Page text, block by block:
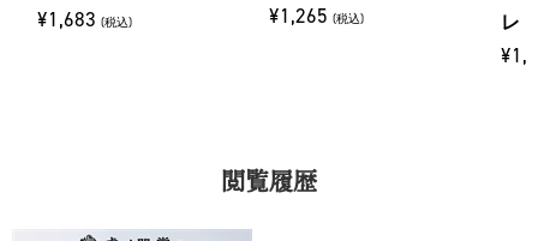
¥1,683(税込) ¥1,265(税込)
レ
閲覧履歴